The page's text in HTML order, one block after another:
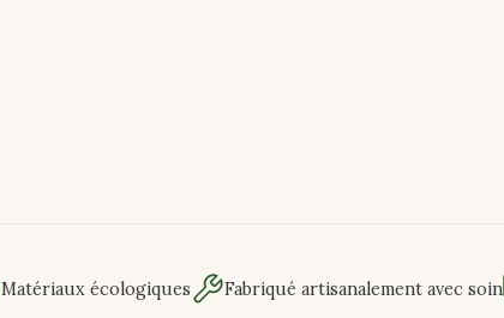
Matériaux écologiques Fabriqué artisanalement avec soin